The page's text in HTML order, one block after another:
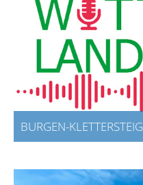
BURGEN-KLETTERSTEIG